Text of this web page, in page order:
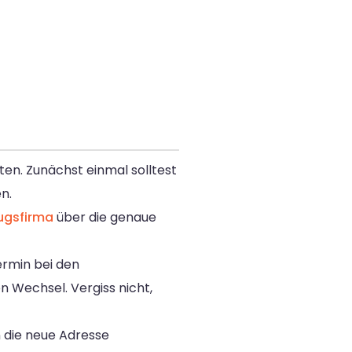
Zunächst einmal solltest
über die genaue
bei den
Wechsel. Vergiss nicht,
neue Adresse